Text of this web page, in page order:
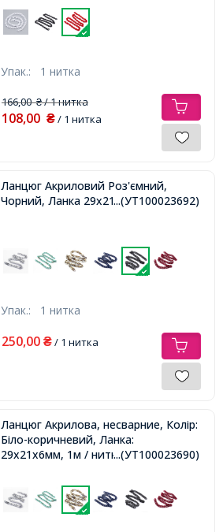
Упак.: 1 нитка
166,00₴/ 1 нитка
108,00 ₴/ 1 нитка
Ланцюг Акриловий Роз'ємний,
Чорний, Ланка 29x21x6мм, 1м,
...(УТ100023692)
Упак.: 1 нитка
250,00 ₴/ 1 нитка
Ланцюг Акрилова, несварние, Колір:
Біло-коричневий, Ланка:
29x21x6мм, 1м / нитка,...(УТ100023690)